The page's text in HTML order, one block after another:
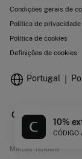
Condições gerais de
Política de privacidade
Política de cookies
Definições de cookies
Portugal
Marcas Tendam
10%
CÓDIGO